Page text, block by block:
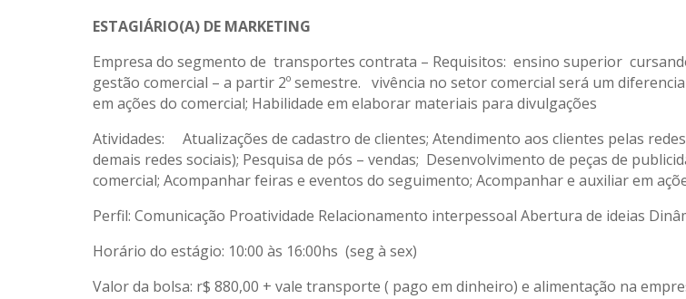
ESTAGIÁRIO(A) DE MARKETING
Empresa do segmento de transportes contrata – Requisitos: ensino superior
gestão comercial – a partir 2º semestre. vivência no setor comercial será um
em ações do comercial; Habilidade em elaborar materiais para divulgações
Atividades: Atualizações de cadastro de clientes; Atendimento aos clientes pelas
demais redes sociais); Pesquisa de pós – vendas; Desenvolvimento de peças de
comercial; Acompanhar feiras e eventos do seguimento; Acompanhar e auxiliar em
Perfil: Comunicação Proatividade Relacionamento interpessoal Abertura de ideias
Horário do estágio: 10:00 às 16:00hs (seg à sex)
Valor da bolsa: r$ 880,00 + vale transporte ( pago em dinheiro) e alimentação na